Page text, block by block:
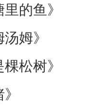
的鱼》
姆》
松树》